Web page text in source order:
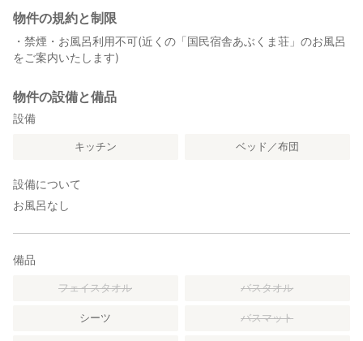
物件の規約と制限
・禁煙・お風呂利用不可(近くの「国民宿舎あぶくま荘」のお風呂
をご案内いたします)
物件の設備と備品
設備
キッチン ベッド／布団
設備について
お風呂なし
備品
フェイスタオル バスタオル
シーツ バスマット